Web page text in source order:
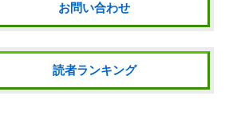
お問い合わせ
読者ランキング